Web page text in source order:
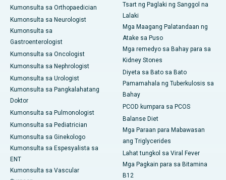
Kumonsulta sa Orthopaedician
Kumonsulta sa Neurologist
Kumonsulta sa
Gastroenterologist
Kumonsulta sa Oncologist
Kumonsulta sa Nephrologist
Kumonsulta sa Urologist
Kumonsulta sa Pangkalahatang
Doktor
Kumonsulta sa Pulmonologist
Kumonsulta sa Pediatrician
Kumonsulta sa Ginekologo
Kumonsulta sa Espesyalista sa
ENT
Kumonsulta sa Vascular
Tsart ng Paglaki ng Sanggol na
Lalaki
Mga Maagang Palatandaan ng
Atake sa Puso
Mga remedyo sa Bahay para sa
Kidney Stones
Diyeta sa Bato sa Bato
Pamamahala ng Tuberkulosis sa
Bahay
PCOD kumpara sa PCOS
Balanse Diet
Mga Paraan para Mabawasan
ang Triglycerides
Lahat tungkol sa Viral Fever
Mga Pagkain para sa Bitamina
B12